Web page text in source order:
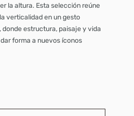
la altura. Esta selección reúne
verticalidad en un gesto
estructura, paisaje y vida
forma a nuevos íconos